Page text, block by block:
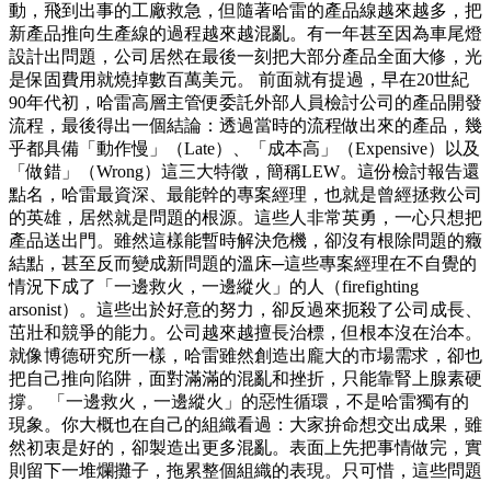
動，飛到出事的工廠救急，但隨著哈雷的產品線越來越多，把
新產品推向生產線的過程越來越混亂。有一年甚至因為車尾燈
設計出問題，公司居然在最後一刻把大部分產品全面大修，光
是保固費用就燒掉數百萬美元。 前面就有提過，早在20世紀
90年代初，哈雷高層主管便委託外部人員檢討公司的產品開發
流程，最後得出一個結論：透過當時的流程做出來的產品，幾
乎都具備「動作慢」（Late）、「成本高」（Expensive）以及
「做錯」（Wrong）這三大特徵，簡稱LEW。這份檢討報告還
點名，哈雷最資深、最能幹的專案經理，也就是曾經拯救公司
的英雄，居然就是問題的根源。這些人非常英勇，一心只想把
產品送出門。雖然這樣能暫時解決危機，卻沒有根除問題的癥
結點，甚至反而變成新問題的溫床─這些專案經理在不自覺的
情況下成了「一邊救火，一邊縱火」的人（firefighting
arsonist）。這些出於好意的努力，卻反過來扼殺了公司成長、
茁壯和競爭的能力。公司越來越擅長治標，但根本沒在治本。
就像博德研究所一樣，哈雷雖然創造出龐大的市場需求，卻也
把自己推向陷阱，面對滿滿的混亂和挫折，只能靠腎上腺素硬
撐。 「一邊救火，一邊縱火」的惡性循環，不是哈雷獨有的
現象。你大概也在自己的組織看過：大家拚命想交出成果，雖
然初衷是好的，卻製造出更多混亂。表面上先把事情做完，實
則留下一堆爛攤子，拖累整個組織的表現。只可惜，這些問題